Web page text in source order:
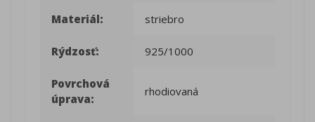
Materiál: striebro
Rýdzosť: 925/1000
Povrchová
úprava:
rhodiovaná